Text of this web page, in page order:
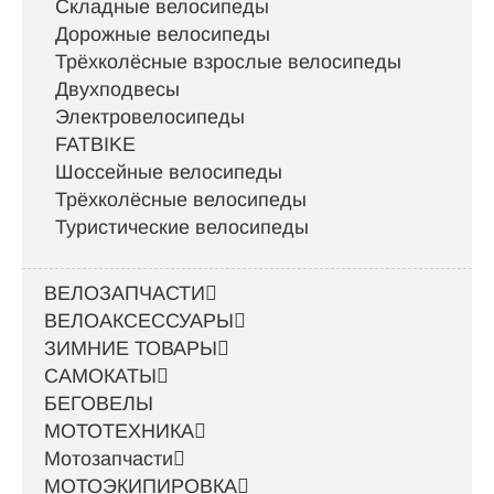
Складные велосипеды
Дорожные велосипеды
Трёхколёсные взрослые велосипеды
Двухподвесы
Электровелосипеды
FATBIKE
Шоссейные велосипеды
Трёхколёсные велосипеды
Туристические велосипеды
ВЕЛОЗАПЧАСТИ
ВЕЛОАКСЕССУАРЫ
ЗИМНИЕ ТОВАРЫ
САМОКАТЫ
БЕГОВЕЛЫ
МОТОТЕХНИКА
Мотозапчасти
МОТОЭКИПИРОВКА